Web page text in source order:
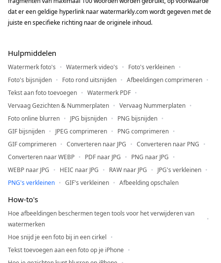
dat er een geldige hyperlink naar watermarkly.com wordt gegeven met de
juiste en specifieke richting naar de originele inhoud.
Hulpmiddelen
Watermerk foto's Watermerk video's
Foto's verkleinen
Foto's bijsnijden
Foto rond uitsnijden
Afbeeldingen comprimeren
Tekst aan foto toevoegen
Watermerk PDF
Vervaag Gezichten & Nummerplaten
Vervaag Nummerplaten
Foto online blurren
JPG bijsnijden
PNG bijsnijden
GIF bijsnijden
JPEG comprimeren
PNG comprimeren
GIF comprimeren
Converteren naar JPG
Converteren naar PNG
Converteren naar WEBP
PDF naar JPG
PNG naar JPG
WEBP naar JPG
HEIC naar JPG RAW naar JPG
JPG's verkleinen
PNG's verkleinen
GIF's verkleinen Afbeelding opschalen
How-to's
Hoe afbeeldingen beschermen tegen tools voor het verwijderen van
watermerken
Hoe snijd je een foto bij in een cirkel
Tekst toevoegen aan een foto op je iPhone